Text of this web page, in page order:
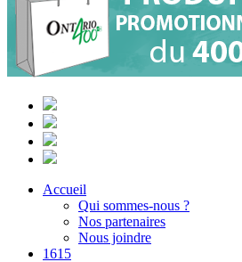
Accueil
Qui sommes-nous ?
Nos partenaires
Nous joindre
1615